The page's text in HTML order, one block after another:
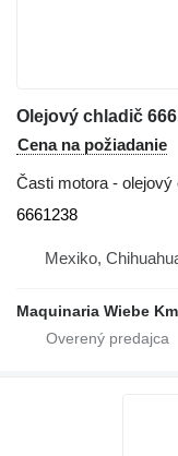
Cena na požiadanie
Časti motora - olejový
6661238
Mexiko,
Maquinaria Wiebe